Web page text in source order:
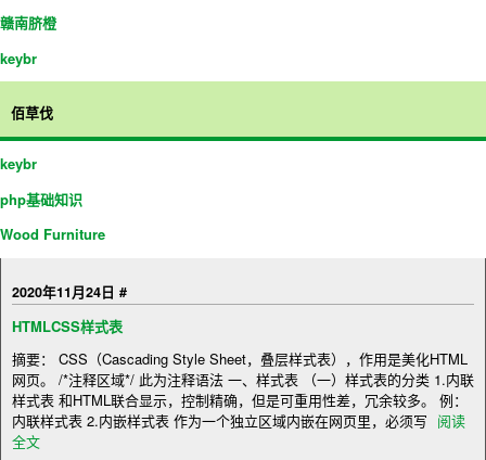
赣南脐橙
keybr
佰草伐
2020年11月24日 #
HTMLCSS样式表
摘要： CSS（Cascading Style Sheet，叠层样式表），作用是美化HTML
网页。 /*注释区域*/ 此为注释语法 一、样式表 （一）样式表的分类 1.内联
样式表 和HTML联合显示，控制精确，但是可重用性差，冗余较多。 例：
内联样式表 2.内嵌样式表 作为一个独立区域内嵌在网页里，必须写 阅读
全文
keybr
php基础知识
Wood Furniture